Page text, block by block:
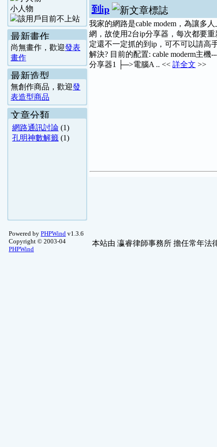
小人物
最新畫作
尚無畫作，歡迎發表
畫作
最新造型
無創作商品，歡迎發
表造型商品
文章分類
網路通訊討論 (1)
孔明神數解籤 (1)
到ip
我家的網路是cable modem，為讓多人
網，故使用2台ip分享器，每次都要重
定還不一定抓的到ip，可不可以請高
解決? 目前的配置: cable moderm主機
分享器1 ├─>電腦A .. << 詳全文 >>
Powered by PHPWind v1.3.6
Copyright © 2003-04
PHPWind
本站由 瀛睿律師事務所 擔任常年法